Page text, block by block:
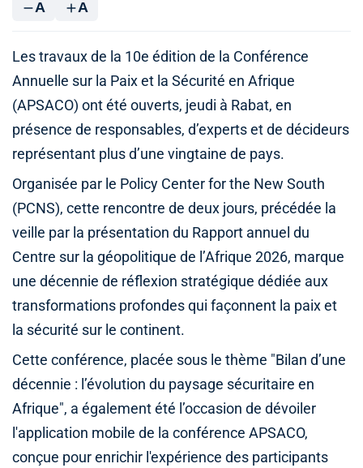
A A
Les travaux de la 10e édition de la Conférence
Annuelle sur la Paix et la Sécurité en Afrique
(APSACO) ont été ouverts, jeudi à Rabat, en
présence de responsables, d’experts et de décideurs
représentant plus d’une vingtaine de pays.
Organisée par le Policy Center for the New South
(PCNS), cette rencontre de deux jours, précédée la
veille par la présentation du Rapport annuel du
Centre sur la géopolitique de l’Afrique 2026, marque
une décennie de réflexion stratégique dédiée aux
transformations profondes qui façonnent la paix et
la sécurité sur le continent.
Cette conférence, placée sous le thème "Bilan d’une
décennie : l’évolution du paysage sécuritaire en
Afrique", a également été l’occasion de dévoiler
l'application mobile de la conférence APSACO,
conçue pour enrichir l'expérience des participants